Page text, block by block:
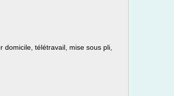
télétravail, mise sous pli,